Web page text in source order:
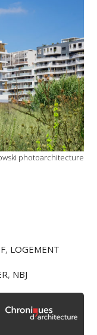
photoarchitecture
, LOGEMENT
, NBJ